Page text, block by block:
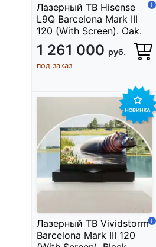
Лазерный ТВ Hisense
L9Q Barcelona Mark III
120 (With Screen). Oak.
1 261 000 руб.
под заказ
Лазерный ТВ Vividstorm
Barcelona Mark III 120